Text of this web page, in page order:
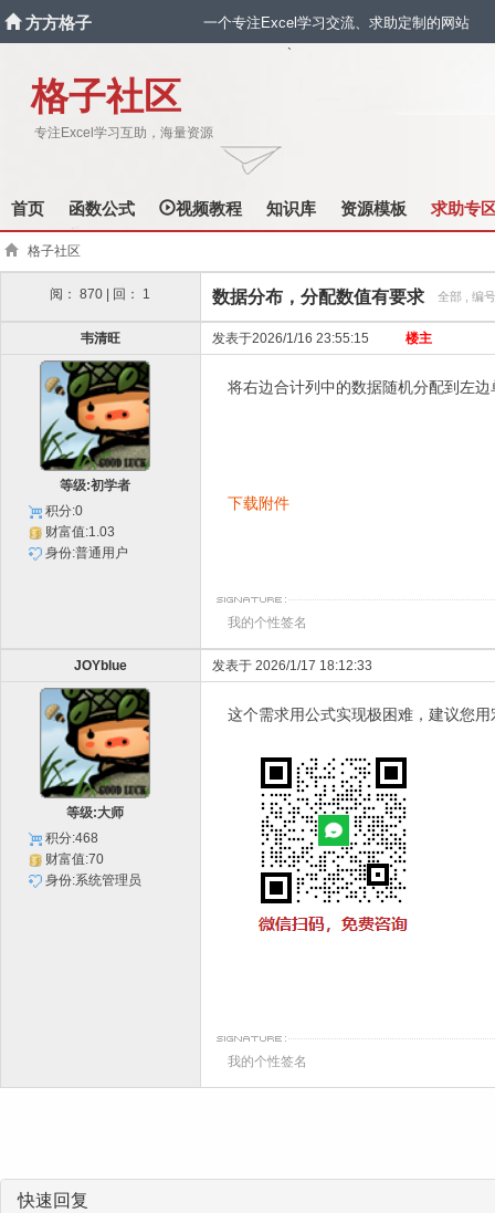
方方格子 一个专注Excel学习交流、求助定制的网站
格子社区
专注Excel学习互助，海量资源
`
首页 函数公式 视频教程 知识库 资源模板 求助专
格子社区
阅： 870 | 回： 1 数据分布，分配数值有要求 全部 , 编
韦清旺 发表于2026/1/16 23:55:15 楼主
等级:初学者
积分:0
财富值:1.03
身份:普通用户
将右边合计列中的数据随机分配到左
下载附件
我的个性签名
JOYblue 发表于 2026/1/17 18:12:33
等级:大师
积分:468
财富值:70
身份:系统管理员
这个需求用公式实现极困难，建议您
我的个性签名
快速回复